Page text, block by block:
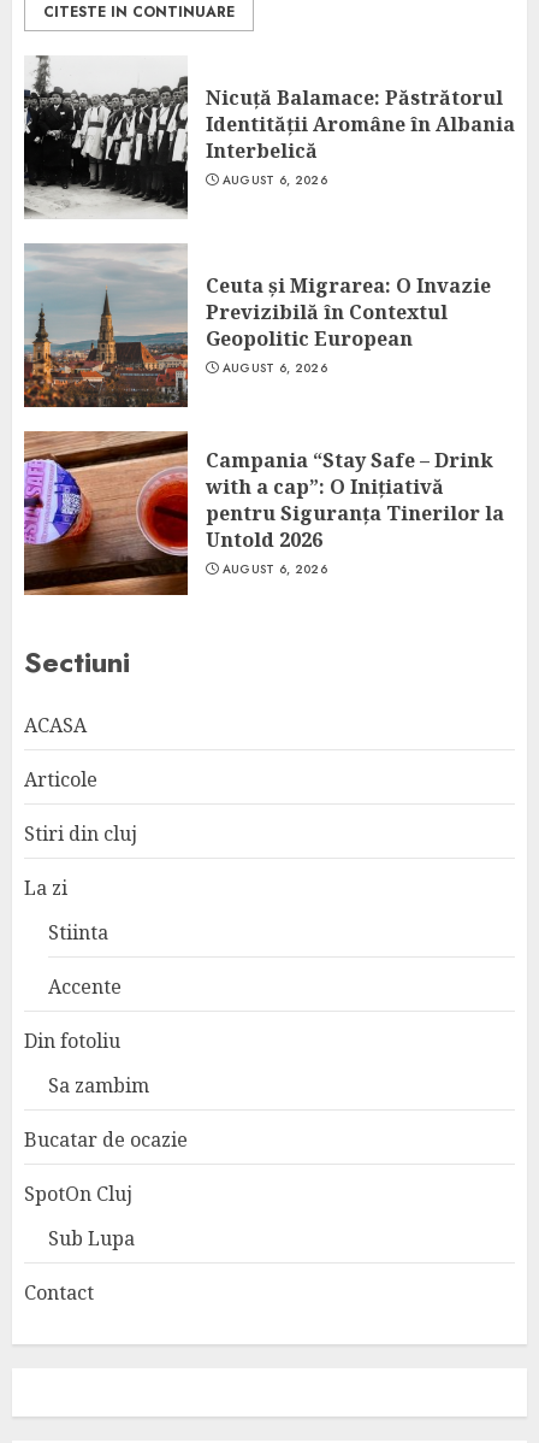
CITESTE IN CONTINUARE
Nicuță Balamace: Păstrătorul
Identității Aromâne în Albania
Interbelică
AUGUST 6, 2026
Ceuta și Migrarea: O Invazie
Previzibilă în Contextul
Geopolitic European
AUGUST 6, 2026
Campania “Stay Safe – Drink
with a cap”: O Inițiativă
pentru Siguranța Tinerilor la
Untold 2026
AUGUST 6, 2026
Sectiuni
ACASA
Articole
Stiri din cluj
La zi
Stiinta
Accente
Din fotoliu
Sa zambim
Bucatar de ocazie
SpotOn Cluj
Sub Lupa
Contact